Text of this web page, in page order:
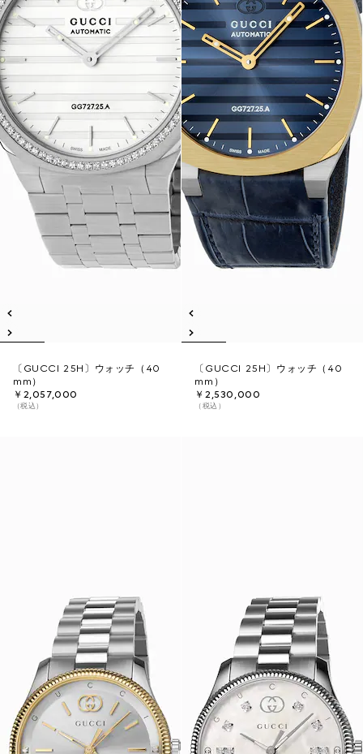
〔GUCCI 25H〕ウォッチ（40
mm）
￥2,057,000
（税込）
〔GUCCI 25H〕ウォッチ（40
mm）
￥2,530,000
（税込）